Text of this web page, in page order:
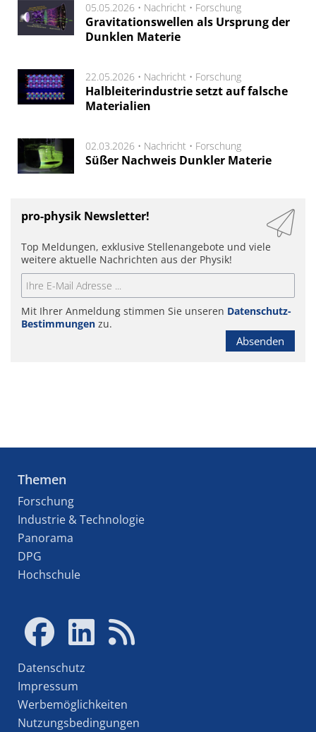
05.05.2026 • Nachricht • Forschung
Gravitationswellen als Ursprung der
Dunklen Materie
22.05.2026 • Nachricht • Forschung
Halbleiterindustrie setzt auf falsche
Materialien
02.03.2026 • Nachricht • Forschung
Süßer Nachweis Dunkler Materie
pro-physik Newsletter!
Top Meldungen, exklusive Stellenangebote und viele
weitere aktuelle Nachrichten aus der Physik!
Mit Ihrer Anmeldung stimmen Sie unseren Datenschutz-
Bestimmungen zu.
Absenden
Themen
Forschung
Industrie & Technologie
Panorama
DPG
Hochschule
Datenschutz
Impressum
Werbemöglichkeiten
Nutzungsbedingungen